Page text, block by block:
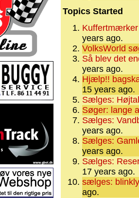
Topics Started
years ago.
VolksWorld
Så blev det
years ago.
Hjælp!!
15 years ago.
Sælges:
Søger: lange
Sælges:
years ago.
Sælges:
years ago.
Sælges:
17 years ago.
sælges:
ago.